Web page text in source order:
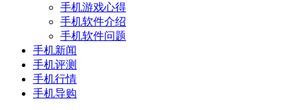
手机游戏心得
手机软件介绍
手机软件问题
手机新闻
手机评测
手机行情
手机导购